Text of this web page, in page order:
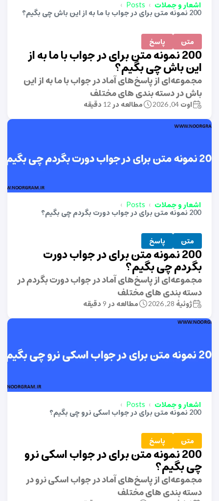
اشعار و جملات
Posts
200 نمونه متن برای در جواب با ما به از این باش چی بگیم؟
متن پاسخ
200 نمونه متن برای در جواب با ما به از
این باش چی بگیم؟
مجموعه‌ای از پاسخ‌های آماد در جواب با ما به از این
باش در دسته بندی های مختلف
اوت 04, 2026 مطالعه در 12 دقیقه
اشعار و جملات
Posts
200 نمونه متن برای در جواب دورت بگردم چی بگیم؟
متن پاسخ
200 نمونه متن برای در جواب دورت
بگردم چی بگیم؟
مجموعه‌ای از پاسخ‌های آماد در جواب دورت بگردم در
دسته بندی های مختلف
ژوئیهٔ 28, 2026 مطالعه در 9 دقیقه
اشعار و جملات
Posts
200 نمونه متن برای در جواب اسکی نرو چی بگیم؟
متن پاسخ
200 نمونه متن برای در جواب اسکی نرو
چی بگیم؟
مجموعه‌ای از پاسخ‌های آماد در جواب اسکی نرو در
دسته بندی های مختلف